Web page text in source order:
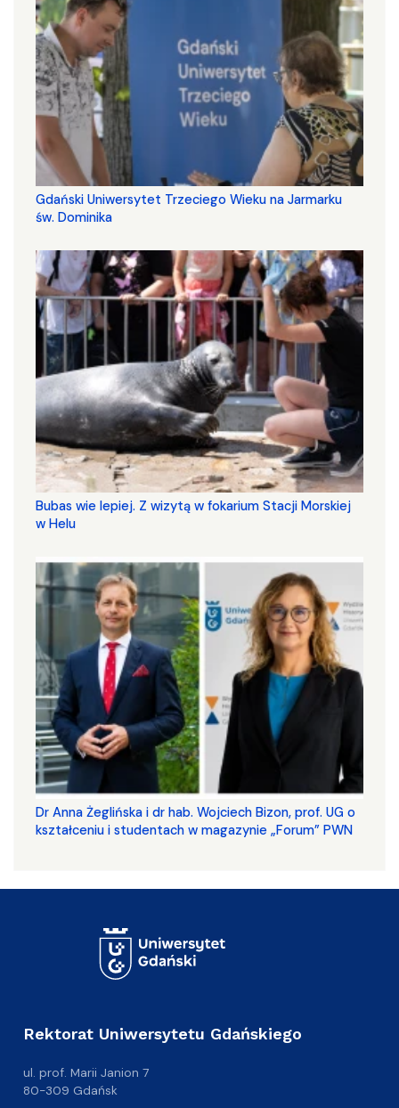
Gdański Uniwersytet Trzeciego Wieku na Jarmarku
św. Dominika
Bubas wie lepiej. Z wizytą w fokarium Stacji Morskiej
w Helu
​​​​​​​Dr Anna Żeglińska i dr hab. Wojciech Bizon, prof. UG o
kształceniu i studentach w magazynie „Forum” PWN
Rektorat Uniwersytetu Gdańskiego
ul. prof. Marii Janion 7
80-309 Gdańsk